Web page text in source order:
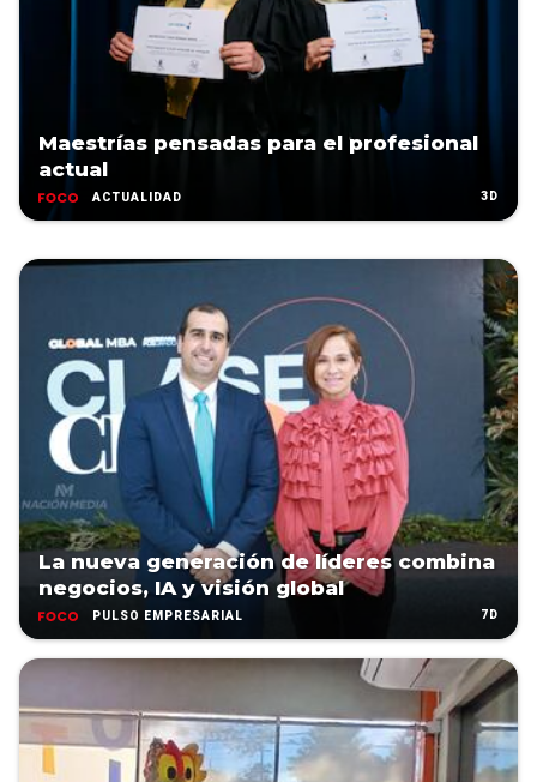
Maestrías pensadas para el profesional
actual
ACTUALIDAD 3D
La nueva generación de líderes combina
negocios, IA y visión global
PULSO EMPRESARIAL 7D